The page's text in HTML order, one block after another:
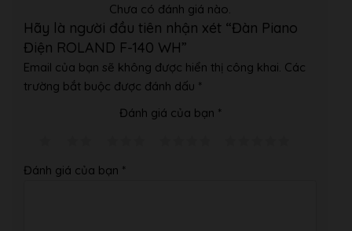
Chưa có đánh giá nào.
Hãy là người đầu tiên nhận xét “Đàn Piano
Điện ROLAND F-140 WH”
Email của bạn sẽ không được hiển thị công khai. Các
trường bắt buộc được đánh dấu *
Đánh giá của bạn *
Đánh giá của bạn *